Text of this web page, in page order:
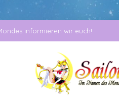
informieren wir euch!